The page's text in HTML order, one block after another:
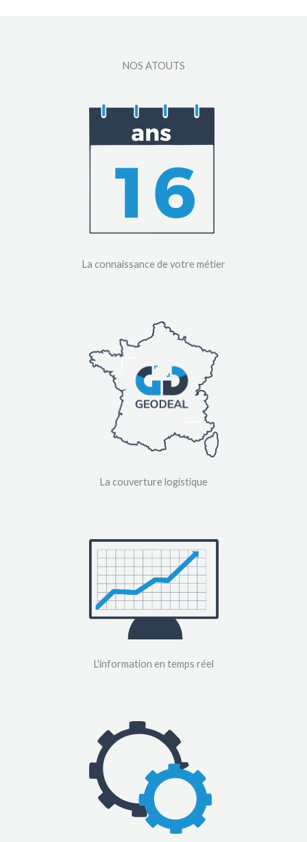
NOS ATOUTS
La connaissance de votre métier
La couverture logistique
L'information en temps réel